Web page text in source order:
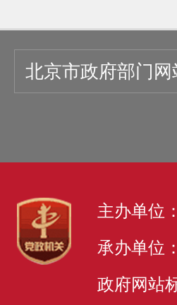
北京市政府部门网
主办单位
承办单位
政府网站